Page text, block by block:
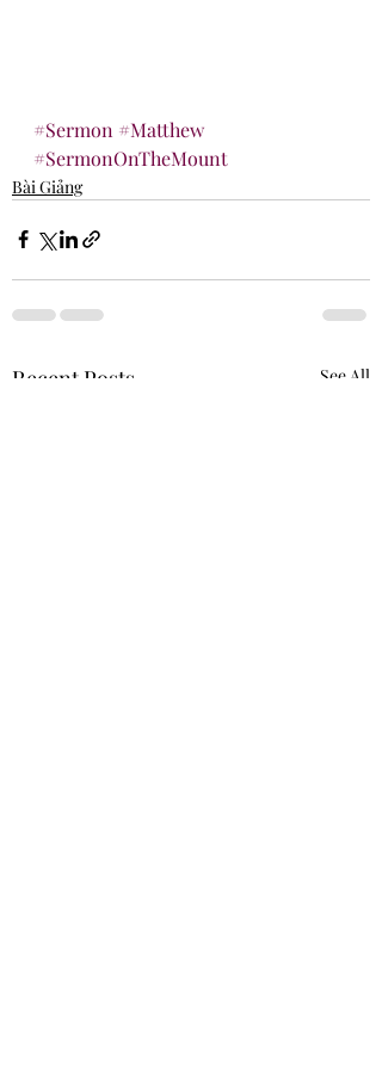
#Sermon #Matthew
#SermonOnTheMount
Bài Giảng
Recent Posts See All